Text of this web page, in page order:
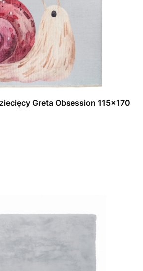
Greta Obsession 115x170